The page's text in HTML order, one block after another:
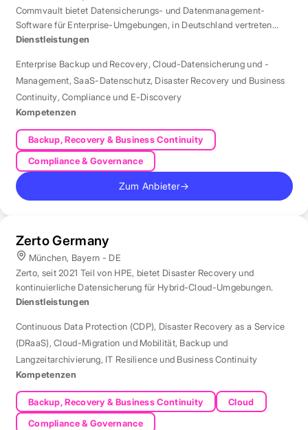
Commvault bietet Datensicherungs- und Datenmanagement-
Software für Enterprise-Umgebungen, in Deutschland vertreten
durch eine Niederlassung in München.
Dienstleistungen
Enterprise Backup und Recovery,Cloud-Datensicherung und -
Management,SaaS-Datenschutz, Disaster Recovery und Business
Continuity,Compliance und E-Discovery
Kompetenzen
Backup, Recovery & Business Continuity
Compliance & Governance
Zum Anbieter→
Zerto Germany
München, Bayern - DE
Zerto, seit 2021 Teil von HPE, bietet Disaster Recovery und
kontinuierliche Datensicherung für Hybrid-Cloud-Umgebungen.
Dienstleistungen
Continuous Data Protection (CDP), Disaster Recovery as a Service
(DRaaS),Cloud-Migration und Mobilität, Backup und
Langzeitarchivierung, IT Resilience und Business Continuity
Kompetenzen
Backup, Recovery & Business Continuity
Cloud
Compliance & Governance